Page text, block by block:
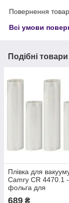
Повернення
Всі умови
Подібні
Плівка для
Camry CR 4470.1
фольга для
689 ₴